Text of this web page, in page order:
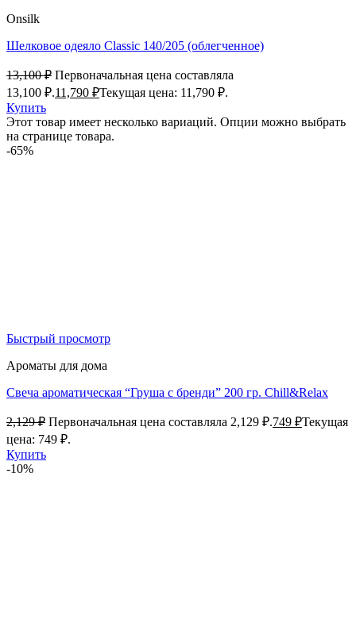
Onsilk
Шелковое одеяло Classic 140/205 (облегченное)
13,100₽ Первоначальная цена составляла
13,100 ₽.11,790 ₽Текущая цена: 11,790 ₽.
Купить
Этот товар имеет несколько вариаций. Опции можно выбрать
на странице товара.
-65%
Быстрый просмотр
Ароматы для дома
Свеча ароматическая “Груша с бренди” 200 гр. Chill&Relax
2,129₽ Первоначальная цена составляла 2,129 ₽.749 ₽Текущая
цена: 749 ₽.
Купить
-10%